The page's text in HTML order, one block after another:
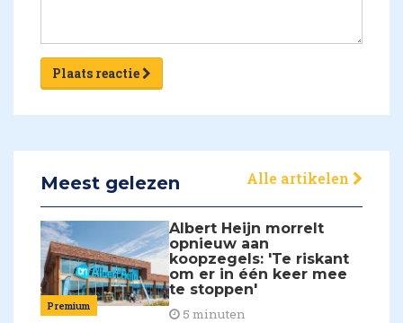
Plaats reactie
Meest gelezen Alle artikelen
Premium
Albert Heijn morrelt
opnieuw aan
koopzegels: 'Te riskant
om er in één keer mee
te stoppen'
5 minuten